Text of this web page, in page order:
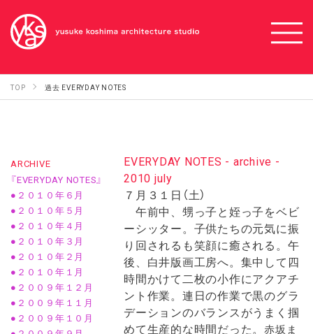
TOP 過去 EVERYDAY NOTES
ARCHIVE
『EVERYDAY NOTES』
●２０１０年６月
●２０１０年５月
●２０１０年４月
●２０１０年３月
●２０１０年２月
●２０１０年１月
●２００９年１２月
●２００９年１１月
●２００９年１０月
EVERYDAY NOTES - archive -
2010 july
７月３１日（土）
午前中、甥っ子と姪っ子をベビ
ーシッター。子供たちの元気に振
り回されるも笑顔に癒される。午
後、白井版画工房へ。集中して四
時間かけて二枚の小作にアクアチ
ント作業。連日の作業で黒のグラ
デーションのバランスがうまく掴
めて生産的な時間だった。 赤坂ま